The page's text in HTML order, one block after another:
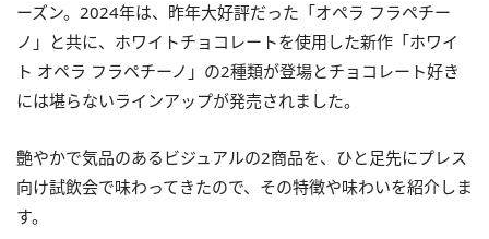
ーズン。2024年は、昨年大好評だった「オペラ フラペチー
ノ」と共に、ホワイトチョコレートを使用した新作「ホワイ
ト オペラ フラペチーノ」の2種類が登場とチョコレート好き
には堪らないラインアップが発売されました。
艶やかで気品のあるビジュアルの2商品を、ひと足先にプレス
向け試飲会で味わってきたので、その特徴や味わいを紹介しま
す。